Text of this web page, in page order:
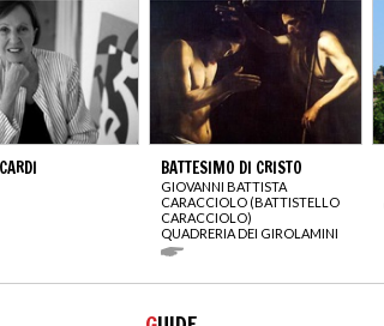
BATTESIMO DI CRISTO
GIOVANNI BATTISTA
CARACCIOLO (BATTISTELLO
CARACCIOLO)
QUADRERIA DEI GIROLAMINI